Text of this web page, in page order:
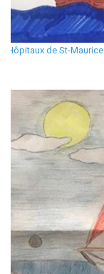
Hôpitaux de St-Maurice